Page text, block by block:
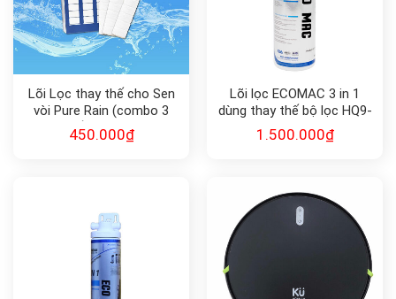
Lõi Lọc thay thế cho Sen
vòi Pure Rain (combo 3
chiếc) F-3PRM
450.000₫
Lõi lọc ECOMAC 3 in 1
dùng thay thế bộ lọc HQ9-
1E:ECOMAC
1.500.000₫